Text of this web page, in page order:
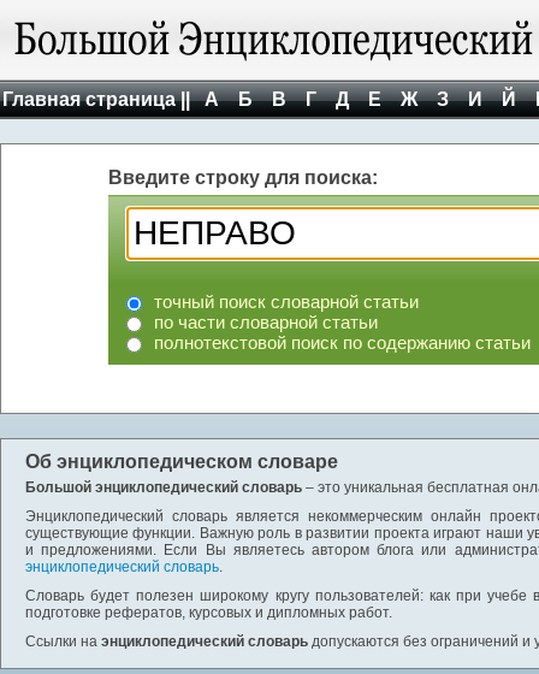
Главная страница || А Б В Г Д Е Ж З И Й
Введите строку для поиска:
точный поиск словарной статьи
по части словарной статьи
полнотекстовой поиск по содержанию статьи
Об энциклопедическом словаре
Большой энциклопедический словарь – это уникальная бесплатная
Энциклопедический словарь является некоммерческим онлайн
существующие функции. Важную роль в развитии проекта играют наши
и предложениями. Если Вы являетесь автором блога или
энциклопедический словарь.
Словарь будет полезен широкому кругу пользователей: как при
подготовке рефератов, курсовых и дипломных работ.
Ссылки на энциклопедический словарь допускаются без ограничений и